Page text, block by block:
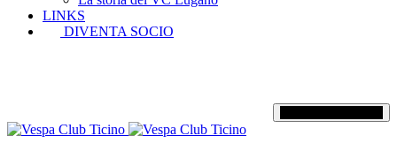
LINKS
DIVENTA SOCIO